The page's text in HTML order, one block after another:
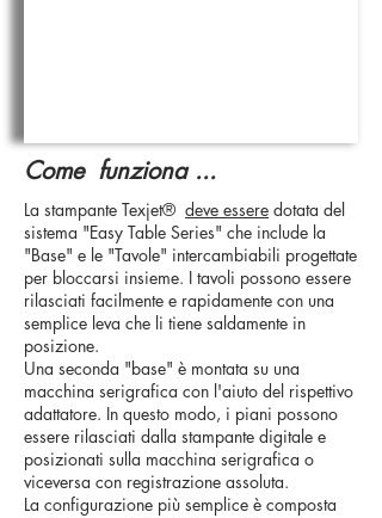
Come funziona ...
La stampante Texjet® deve essere dotata del
sistema "Easy Table Series" che include la
"Base" e le "Tavole" intercambiabili progettate
per bloccarsi insieme. I tavoli possono essere
rilasciati facilmente e rapidamente con una
semplice leva che li tiene saldamente in
posizione.
Una seconda "base" è montata su una
macchina serigrafica con l'aiuto del rispettivo
adattatore. In questo modo, i piani possono
essere rilasciati dalla stampante digitale e
posizionati sulla macchina serigrafica o
viceversa con registrazione assoluta.
La configurazione più semplice è composta